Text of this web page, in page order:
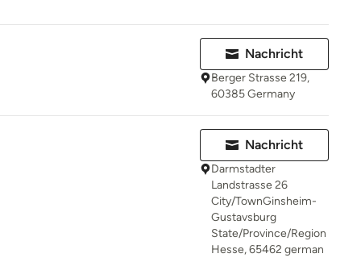
Nachricht
Berger Strasse 219,
60385 Germany
Nachricht
Darmstadter
Landstrasse 26
City/TownGinsheim-
Gustavsburg
State/Province/Region
Hesse, 65462 german